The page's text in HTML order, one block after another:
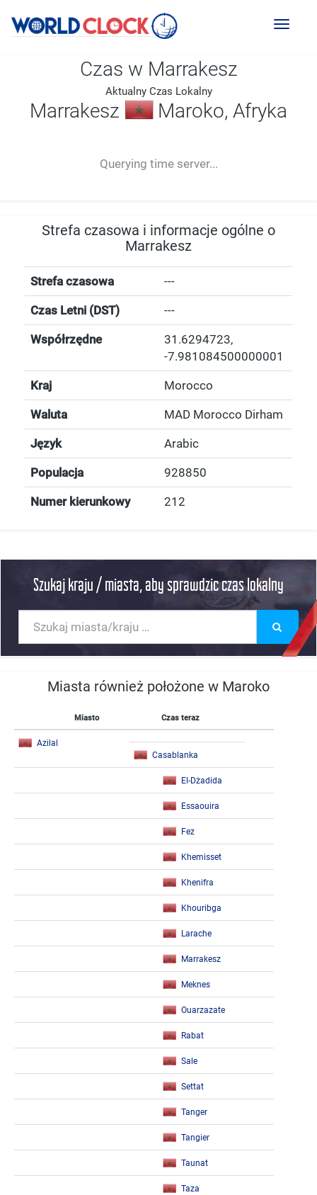
Toggle
Czas w Marrakesz
Aktualny Czas Lokalny
Marrakesz Maroko, Afryka
Querying time server...
-- ---- ----
Strefa czasowa i informacje ogólne o
Marrakesz
Strefa czasowa ---
Czas Letni (DST) ---
Współrzędne 31.6294723,
-7.981084500000001
Kraj Morocco
Waluta MAD Morocco Dirham
Język Arabic
Populacja 928850
Numer kierunkowy 212
Szukaj kraju / miasta, aby sprawdzic czas lokalny
Miasta również położone w Maroko
Miasto Czas teraz
Azilal
Casablanka
El-Dżadida
Essaouira
Fez
Khemisset
Khenifra
Khouribga
Larache
Marrakesz
Meknes
Ouarzazate
Rabat
Sale
Settat
Tanger
Tangier
Taunat
Taza